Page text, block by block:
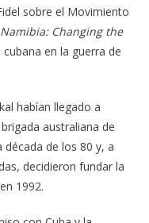
sobre el Movimiento
Changing the
en la guerra de
habían llegado a
australiana de
década de los 80 y, a
decidieron fundar la
1992.